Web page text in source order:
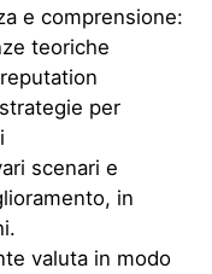
e comprensione:
teoriche
per
scenari e
in
valuta in modo